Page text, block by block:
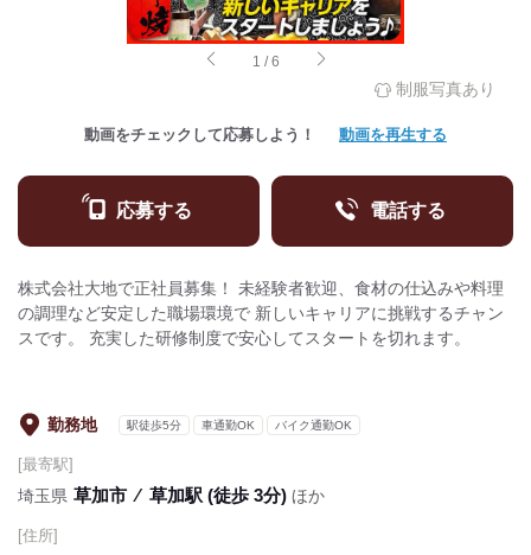
1 /6
制服写真あり
動画をチェックして応募しよう！ 動画を再生する
応募する 電話する
株式会社大地で正社員募集！ 未経験者歓迎、食材の仕込みや料理
の調理など安定した職場環境で 新しいキャリアに挑戦するチャン
スです。 充実した研修制度で安心してスタートを切れます。
勤務地 駅徒歩5分 車通勤OK バイク通勤OK
[最寄駅]
埼玉県 草加市 ⁄ 草加駅 (徒歩 3分) ほか
[住所]